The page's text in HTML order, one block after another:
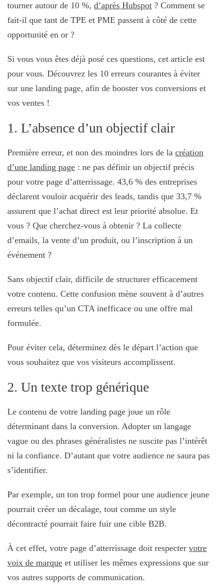
tourner autour de 10 %, d’après Hubspot ? Comment se
fait-il que tant de TPE et PME passent à côté de cette
opportunité en or ?
Si vous vous êtes déjà posé ces questions, cet article est
pour vous. Découvrez les 10 erreurs courantes à éviter
sur une landing page, afin de booster vos conversions et
vos ventes !
1. L’absence d’un objectif clair
Première erreur, et non des moindres lors de la création
d’une landing page : ne pas définir un objectif précis
pour votre page d’atterrissage. 43,6 % des entreprises
déclarent vouloir acquérir des leads, tandis que 33,7 %
assurent que l’achat direct est leur priorité absolue. Et
vous ? Que cherchez-vous à obtenir ? La collecte
d’emails, la vente d’un produit, ou l’inscription à un
événement ?
Sans objectif clair, difficile de structurer efficacement
votre contenu. Cette confusion mène souvent à d’autres
erreurs telles qu’un CTA inefficace ou une offre mal
formulée.
Pour éviter cela, déterminez dès le départ l’action que
vous souhaitez que vos visiteurs accomplissent.
2. Un texte trop générique
Le contenu de votre landing page joue un rôle
déterminant dans la conversion. Adopter un langage
vague ou des phrases généralistes ne suscite pas l’intérêt
ni la confiance. D’autant que votre audience ne saura pas
s’identifier.
Par exemple, un ton trop formel pour une audience jeune
pourrait créer un décalage, tout comme un style
décontracté pourrait faire fuir une cible B2B.
À cet effet, votre page d’atterrissage doit respecter votre
voix de marque et utiliser les mêmes expressions que sur
vos autres supports de communication.